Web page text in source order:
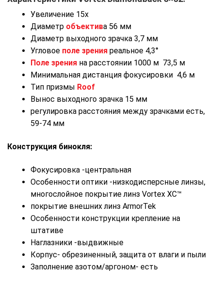
Увеличение 15x
Диаметр объектива 56 мм
Диаметр выходного зрачка 3,7 мм
Угловое поле зрения реальное 4,3°
Поле зрения на расстоянии 1000 м 73,5 м
Минимальная дистанция фокусировки 4,6 м
Тип призмы Roof
Вынос выходного зрачка 15 мм
регулировка расстояния между зрачками есть,
59-74 мм
Конструкция бинокля:
Фокусировка -центральная
Особенности оптики -низкодисперсные линзы,
многослойное покрытие линз Vortex ХС™
покрытие внешних линз ArmorTek
Особенности конструкции крепление на
штативе
Наглазники -выдвижные
Корпус- обрезиненный, защита от влаги и пыли
Заполнение азотом/аргоном- есть